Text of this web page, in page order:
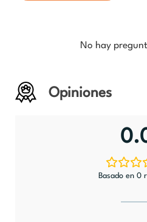
No hay
Opiniones
Basado en 0